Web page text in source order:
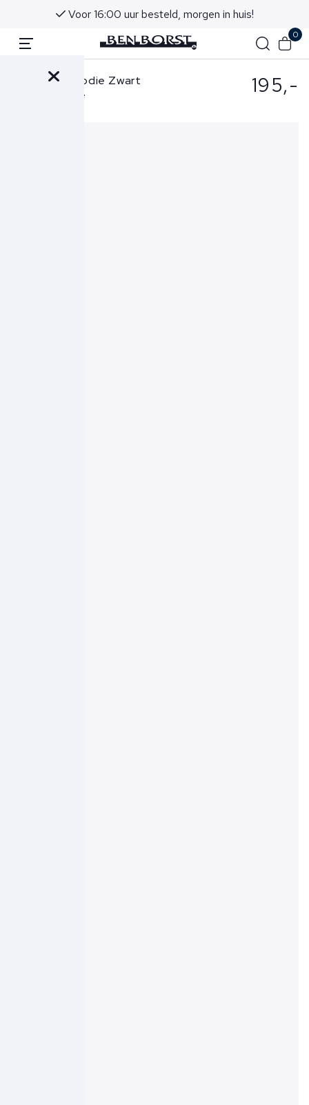
Voor 16:00 uur besteld, morgen in huis!
0
FLÂNEUR Hoodie Zwart
Blossom Hoodie 195,-